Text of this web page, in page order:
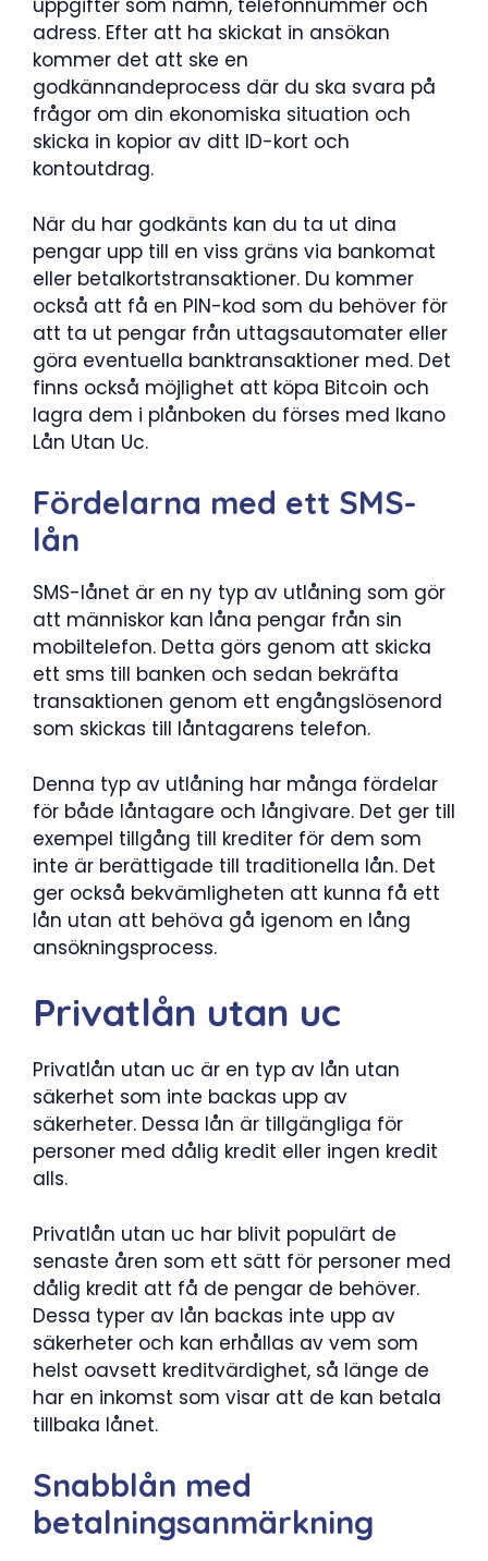
uppgifter som namn, telefonnummer och
adress. Efter att ha skickat in ansökan
kommer det att ske en
godkännandeprocess där du ska svara på
frågor om din ekonomiska situation och
skicka in kopior av ditt ID-kort och
kontoutdrag.
När du har godkänts kan du ta ut dina
pengar upp till en viss gräns via bankomat
eller betalkortstransaktioner. Du kommer
också att få en PIN-kod som du behöver för
att ta ut pengar från uttagsautomater eller
göra eventuella banktransaktioner med. Det
finns också möjlighet att köpa Bitcoin och
lagra dem i plånboken du förses med Ikano
Lån Utan Uc.
Fördelarna med ett SMS-
lån
SMS-lånet är en ny typ av utlåning som gör
att människor kan låna pengar från sin
mobiltelefon. Detta görs genom att skicka
ett sms till banken och sedan bekräfta
transaktionen genom ett engångslösenord
som skickas till låntagarens telefon.
Denna typ av utlåning har många fördelar
för både låntagare och långivare. Det ger till
exempel tillgång till krediter för dem som
inte är berättigade till traditionella lån. Det
ger också bekvämligheten att kunna få ett
lån utan att behöva gå igenom en lång
ansökningsprocess.
Privatlån utan uc
Privatlån utan uc är en typ av lån utan
säkerhet som inte backas upp av
säkerheter. Dessa lån är tillgängliga för
personer med dålig kredit eller ingen kredit
alls.
Privatlån utan uc har blivit populärt de
senaste åren som ett sätt för personer med
dålig kredit att få de pengar de behöver.
Dessa typer av lån backas inte upp av
säkerheter och kan erhållas av vem som
helst oavsett kreditvärdighet, så länge de
har en inkomst som visar att de kan betala
tillbaka lånet.
Snabblån med
betalningsanmärkning